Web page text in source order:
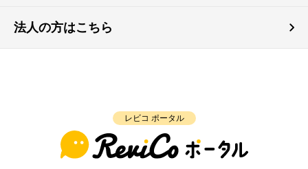
法人の方はこちら
レビコ ポータル